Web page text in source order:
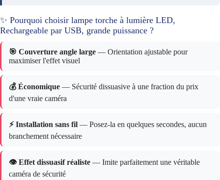
✨ Pourquoi choisir lampe torche à lumière LED,
Rechargeable par USB, grande puissance ?
🎯 Couverture angle large — Orientation ajustable pour
maximiser l'effet visuel
💰 Économique — Sécurité dissuasive à une fraction du prix
d'une vraie caméra
⚡ Installation sans fil — Posez-la en quelques secondes, aucun
branchement nécessaire
👁️ Effet dissuasif réaliste — Imite parfaitement une véritable
caméra de sécurité